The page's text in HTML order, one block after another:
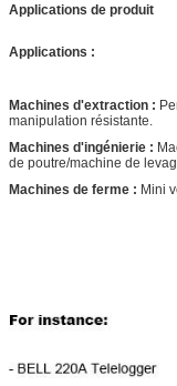
Applications de produit
Applications :
Machines d'extraction :
manipulation résistante.
Machines d'ingénierie :
de poutre/machine de
Machines de ferme : Mini